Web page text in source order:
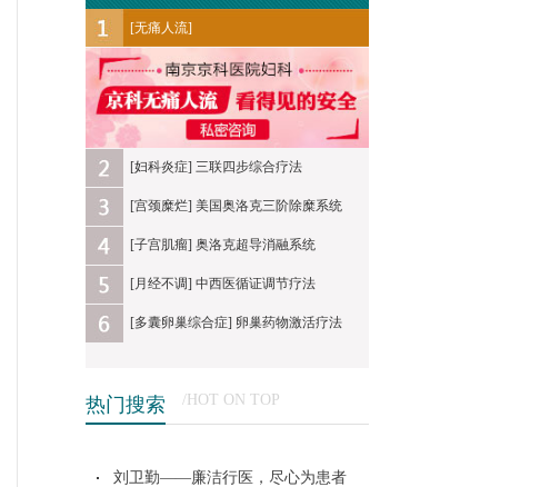
[无痛人流]
[妇科炎症] 三联四步综合疗法
[宫颈糜烂] 美国奥洛克三阶除糜系统
[子宫肌瘤] 奥洛克超导消融系统
[月经不调] 中西医循证调节疗法
[多囊卵巢综合症] 卵巢药物激活疗法
热门搜索 /HOT ON TOP
刘卫勤——廉洁行医，尽心为患者